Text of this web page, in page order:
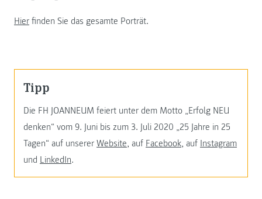
Hier finden Sie das gesamte Porträt.
Tipp
Die FH JOANNEUM feiert unter dem Motto „Erfolg NEU
denken“ vom 9. Juni bis zum 3. Juli 2020 „25 Jahre in 25
Tagen“ auf unserer Website, auf Facebook, auf Instagram
und LinkedIn.